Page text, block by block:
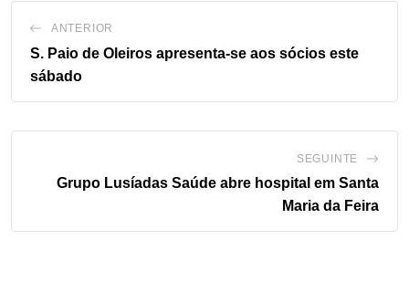
ANTERIOR
S. Paio de Oleiros apresenta-se aos sócios este
sábado
SEGUINTE
Grupo Lusíadas Saúde abre hospital em Santa
Maria da Feira